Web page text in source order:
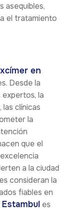
asequibles,
el tratamiento
en
Desde la
la
clínicas
la
que el
a la ciudad
consideran la
fiables en
es